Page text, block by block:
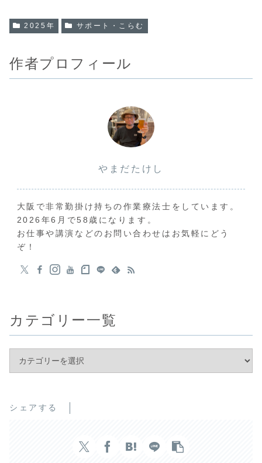
2025年 サポート・こらむ
作者プロフィール
やまだたけし
大阪で非常勤掛け持ちの作業療法士をしています。
2026年6月で58歳になります。
お仕事や講演などのお問い合わせはお気軽にどう
ぞ！
カテゴリー一覧
シェアする